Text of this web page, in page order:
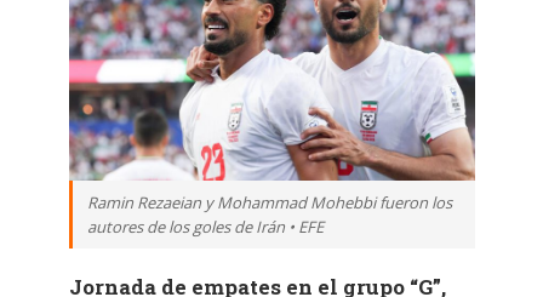
Ramin Rezaeian y Mohammad Mohebbi fueron los
autores de los goles de Irán • EFE
Jornada de empates en el grupo “G”,